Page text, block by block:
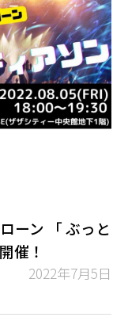
ーン 「 ぶっと
催！
2022年7月5日